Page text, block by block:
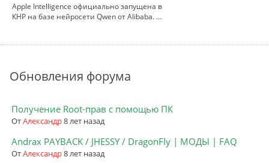
Apple Intelligence официально запущена в
КНР на базе нейросети Qwen от Alibaba. …
Обновления форума
Получение Root-прав с помощью ПК
ОтАлександр8 лет назад
Andrax PAYBACK / JHESSY / DragonFly | МОДЫ | FAQ
ОтАлександр8 лет назад